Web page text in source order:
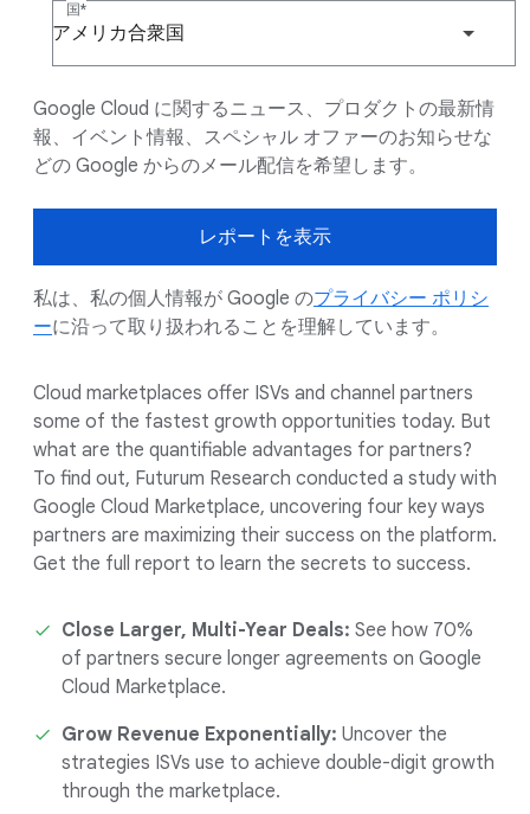
国
アメリカ合衆国
Google Cloud に関するニュース、プロダクトの最新情
報、イベント情報、スペシャル オファーのお知らせな
どの Google からのメール配信を希望します。
レポートを表示
私は、私の個人情報が Google のプライバシー ポリシ
ーに沿って取り扱われることを理解しています。
Cloud marketplaces offer ISVs and channel partners
some of the fastest growth opportunities today. But
what are the quantifiable advantages for partners?
To find out, Futurum Research conducted a study with
Google Cloud Marketplace, uncovering four key ways
partners are maximizing their success on the platform.
Get the full report to learn the secrets to success.
Close Larger, Multi-Year Deals: See how 70%
of partners secure longer agreements on Google
Cloud Marketplace.
Grow Revenue Exponentially: Uncover the
strategies ISVs use to achieve double-digit growth
through the marketplace.